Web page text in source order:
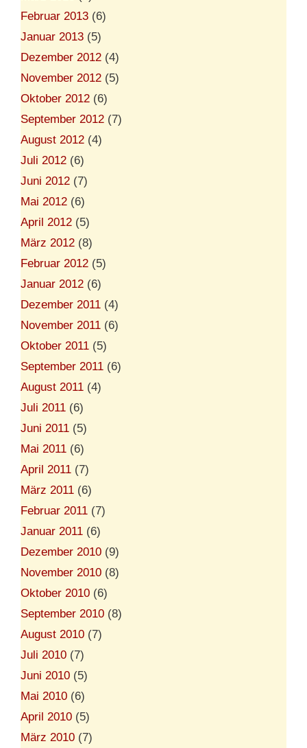
Februar 2013 (6)
Januar 2013 (5)
Dezember 2012 (4)
November 2012 (5)
Oktober 2012 (6)
September 2012 (7)
August 2012 (4)
Juli 2012 (6)
Juni 2012 (7)
Mai 2012 (6)
April 2012 (5)
März 2012 (8)
Februar 2012 (5)
Januar 2012 (6)
Dezember 2011 (4)
November 2011 (6)
Oktober 2011 (5)
September 2011 (6)
August 2011 (4)
Juli 2011 (6)
Juni 2011 (5)
Mai 2011 (6)
April 2011 (7)
März 2011 (6)
Februar 2011 (7)
Januar 2011 (6)
Dezember 2010 (9)
November 2010 (8)
Oktober 2010 (6)
September 2010 (8)
August 2010 (7)
Juli 2010 (7)
Juni 2010 (5)
Mai 2010 (6)
April 2010 (5)
März 2010 (7)